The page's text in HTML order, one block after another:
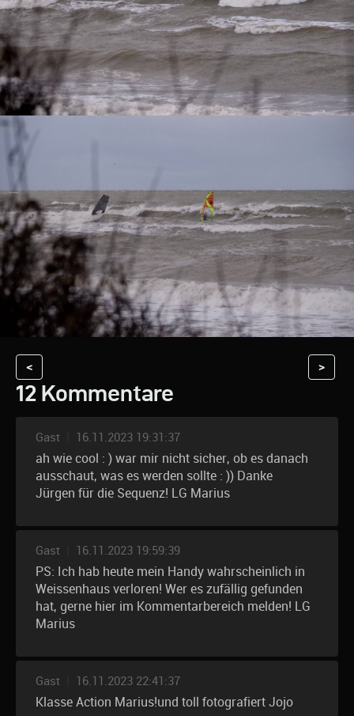
< >
12 Kommentare
Gast 16.11.2023 19:31:37
ah wie cool : ) war mir nicht sicher, ob es danach
ausschaut, was es werden sollte : )) Danke
Jürgen für die Sequenz! LG Marius
Gast 16.11.2023 19:59:39
PS: Ich hab heute mein Handy wahrscheinlich in
Weissenhaus verloren! Wer es zufällig gefunden
hat, gerne hier im Kommentarbereich melden! LG
Marius
Gast 16.11.2023 22:41:37
Klasse Action Marius!und toll fotografiert Jojo